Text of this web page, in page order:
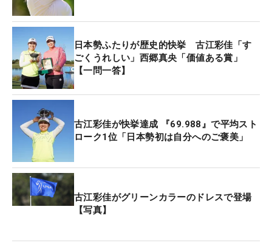
レンスタム（94年、スウェーデン）と名だたる選手
がそろう。「すごい選手ばかりですし、古江（彩
佳）さんや尊敬する先輩たちでさえ成し遂げられな
かった賞。自分なんかが…とは思うんですけど、目
標としていたものを獲得できて良かった」と胸を張
る。
7月「CPKC女子オープン」では優勝争いの末に2位
に入った。ルーキーの先頭に立って賞レースを引っ
張り、順位の変動や2位との差は「毎回チェックし
ていた」という。ただ、先週の「ザ・アニカ・ドリ
ブンbyゲインブリッジatペリカン」で11試合ぶりに
予選落ちを喫すると、2番手につけていたイム・ジ
日本勢ふたりが歴史的快挙 古江彩佳「す
ごくうれしい」西郷真央「価値ある賞」
【一問一答】
古江彩佳が快挙達成 『69.988』で平均スト
ローク1位「日本勢初は自分へのご褒美」
古江彩佳がグリーンカラーのドレスで登場
【写真】